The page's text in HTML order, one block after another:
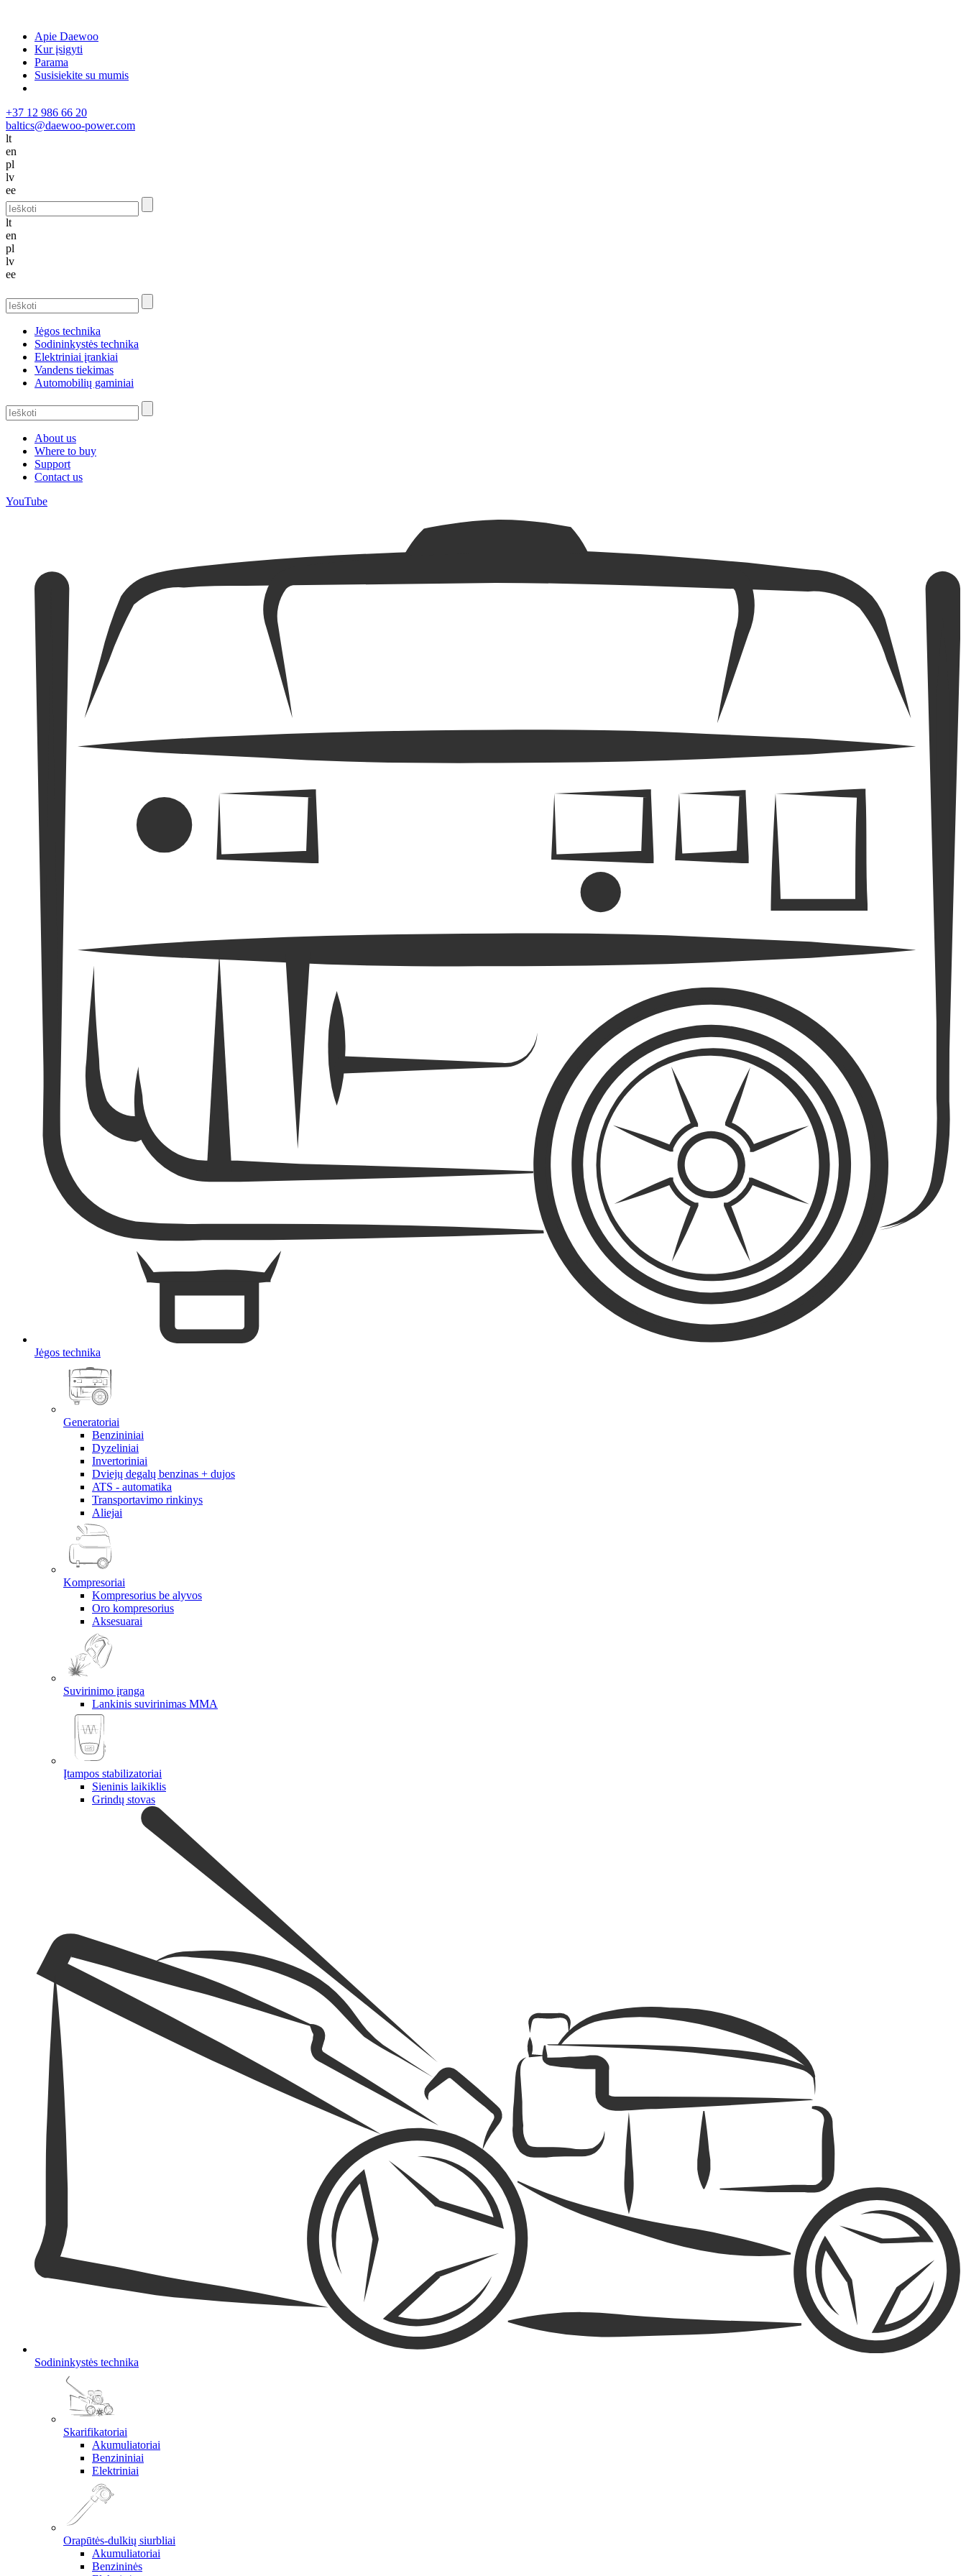
Apie Daewoo
Kur įsigyti
Parama
Susisiekite su mumis
+37 12 986 66 20
baltics@daewoo-power.com
lt
en
pl
lv
ee
lt
en
pl
lv
ee
Jėgos technika
Sodininkystės technika
Elektriniai įrankiai
Vandens tiekimas
Automobilių gaminiai
About us
Where to buy
Support
Contact us
YouTube
Jėgos technika
Generatoriai
Benzininiai
Dyzeliniai
Invertoriniai
Dviejų degalų benzinas + dujos
ATS - automatika
Transportavimo rinkinys
Aliejai
Kompresoriai
Kompresorius be alyvos
Oro kompresorius
Aksesuarai
Suvirinimo įranga
Lankinis suvirinimas MMA
Įtampos stabilizatoriai
Sieninis laikiklis
Grindų stovas
Sodininkystės technika
Skarifikatoriai
Akumuliatoriai
Benzininiai
Elektriniai
Orapūtės-dulkių siurbliai
Akumuliatoriai
Benzininės